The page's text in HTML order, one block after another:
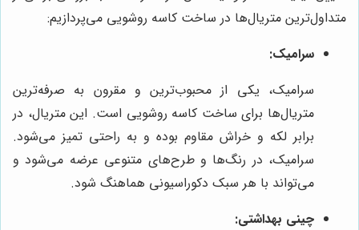
متداول‌ترین متریال‌ها در ساخت کاسه روشویی می‌پردازیم:
سرامیک:
سرامیک، یکی از محبوب‌ترین و مقرون به صرفه‌ترین
متریال‌ها برای ساخت کاسه روشویی است. این متریال، در
برابر لکه و خراش مقاوم بوده و به راحتی تمیز می‌شود.
سرامیک، در رنگ‌ها و طرح‌های متنوعی عرضه می‌شود و
می‌تواند با هر سبک دکوراسیونی هماهنگ شود.
چینی بهداشتی: